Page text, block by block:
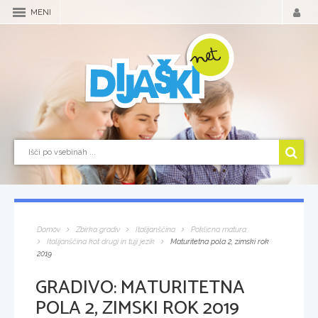
MENI
Domov Zbirka gradiv Italijanščina
Poklicna matura
Italijanščina kot drugi in tuji jezik
Maturitetna pola 2, zimski rok
2019
GRADIVO:MATURITETNA
POLA 2, ZIMSKI ROK 2019